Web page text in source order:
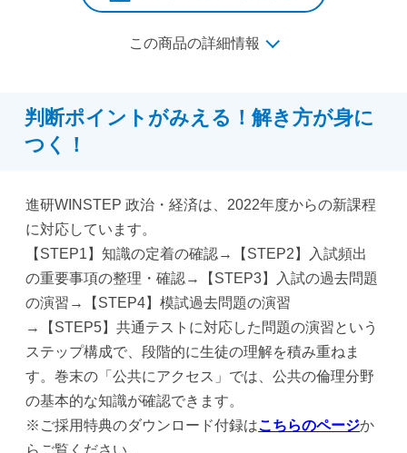
この商品の詳細情報
判断ポイントがみえる！解き方が身に
つく！
進研WINSTEP 政治・経済は、2022年度からの新課程
に対応しています。
【STEP1】知識の定着の確認→【STEP2】入試頻出
の重要事項の整理・確認→【STEP3】入試の過去問題
の演習→【STEP4】模試過去問題の演習
→【STEP5】共通テストに対応した問題の演習という
ステップ構成で、段階的に生徒の理解を積み重ねま
す。巻末の「公共にアクセス」では、公共の倫理分野
の基本的な知識が確認できます。
※ご採用特典のダウンロード付録はこちらのページか
らご覧ください。